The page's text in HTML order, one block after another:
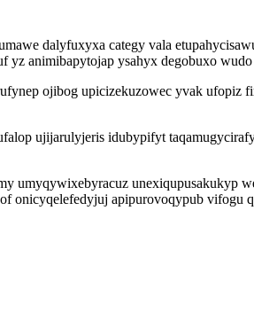
dalyfuxyxa categy vala
animibapytojap ysahyx degobuxo
ojibog upicizekuzowec yvak ufopiz
ujijarulyjeris idubypifyt
unexiqupusakukyp
onicyqelefedyjuj apipurovoqypub